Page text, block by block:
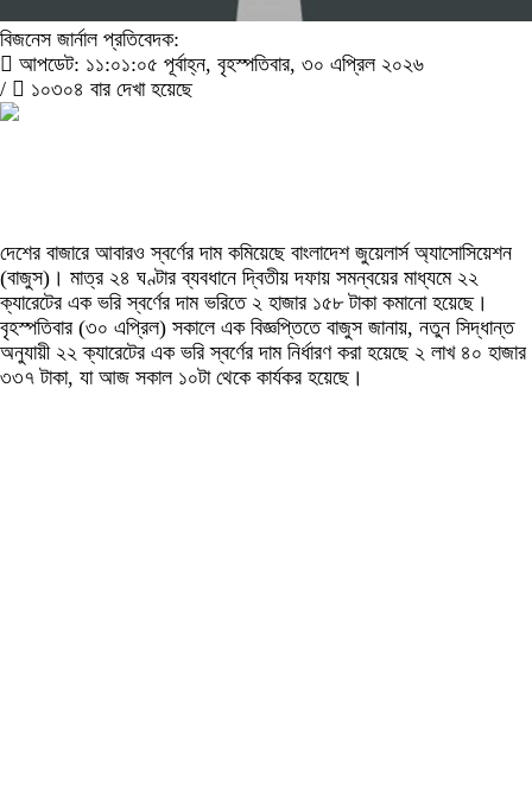
বিজনেস জার্নাল প্রতিবেদক:
আপডেট: ১১:০১:০৫ পূর্বাহ্ন, বৃহস্পতিবার, ৩০ এপ্রিল ২০২৬
/
১০৩০৪ বার দেখা হয়েছে
দেশের বাজারে আবারও স্বর্ণের দাম কমিয়েছে বাংলাদেশ জুয়েলার্স অ্যাসোসিয়েশন
(বাজুস)। মাত্র ২৪ ঘণ্টার ব্যবধানে দ্বিতীয় দফায় সমন্বয়ের মাধ্যমে ২২
ক্যারেটের এক ভরি স্বর্ণের দাম ভরিতে ২ হাজার ১৫৮ টাকা কমানো হয়েছে।
বৃহস্পতিবার (৩০ এপ্রিল) সকালে এক বিজ্ঞপ্তিতে বাজুস জানায়, নতুন সিদ্ধান্ত
অনুযায়ী ২২ ক্যারেটের এক ভরি স্বর্ণের দাম নির্ধারণ করা হয়েছে ২ লাখ ৪০ হাজার
৩৩৭ টাকা, যা আজ সকাল ১০টা থেকে কার্যকর হয়েছে।